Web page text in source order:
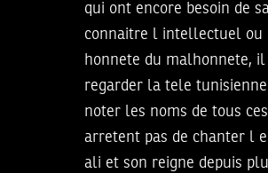
qui ont encore besoin de
connaitre l intellectuel ou
honnete du malhonnete,
regarder la tele
noter les noms de tous
arretent pas de chanter l
ali et son reigne depuis